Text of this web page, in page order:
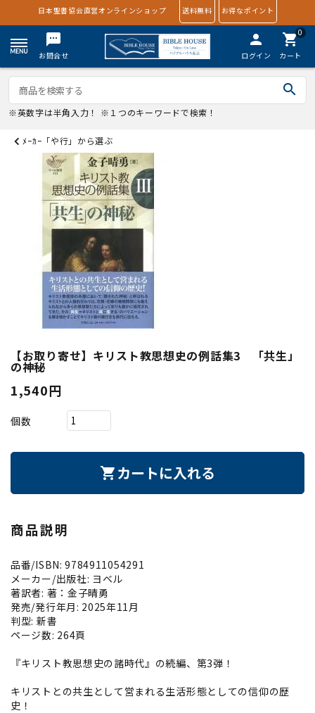
日本聖書協会直営オンラインショップ 送料無料 お得なポイント
textsms
お問合せ
person
ログイン
0
shopping_cart
カート
search
※英数字は半角入力！ ※１つのキーワードで検索！
ﾒｰｶｰ「や行」から選ぶ
【お取り寄せ】キリスト教思想史の例話集3 「共生」
の神秘
1,540円
個数
shopping_cart カートに入れる
商品説明
品番/ISBN: 9784911054291
メーカー/出版社: ヨベル
著訳者: 著：金子晴勇
発売/発行年月: 2025年11月
判型: 新書
ページ数: 264頁
『キリスト教思想史の諸時代』の続編、第3弾！
キリストとの共生として営まれる生活形態としての信仰の歴
史！